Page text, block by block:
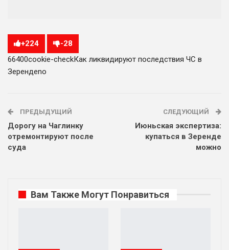
+224 -28
66400cookie-checkКак ликвидируют последствия ЧС в
Зерендеno
ПРЕДЫДУЩИЙ
Дорогу на Чаглинку
отремонтируют после
суда
СЛЕДУЮЩИЙ
Июньская экспертиза:
купаться в Зеренде
можно
Вам Также Могут Понравиться